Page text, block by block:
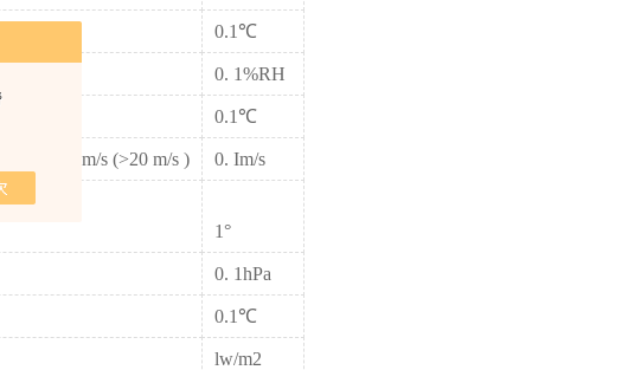
0.1℃
0. 1%RH
0.1℃
03V m/s (>20 m/s ) 0. Im/s
1°
0. 1hPa
0.1℃
lw/m2